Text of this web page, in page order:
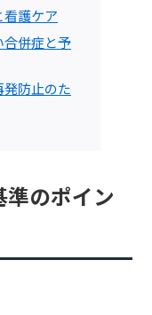
護ケア
合併症と予
防止のた
のポイン